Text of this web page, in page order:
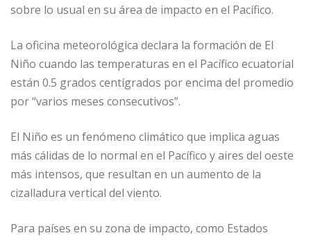
sobre lo usual en su área de impacto en el Pacífico.
La oficina meteorológica declara la formación de El
Niño cuando las temperaturas en el Pacífico ecuatorial
están 0.5 grados centígrados por encima del promedio
por “varios meses consecutivos”.
El Niño es un fenómeno climático que implica aguas
más cálidas de lo normal en el Pacífico y aires del oeste
más intensos, que resultan en un aumento de la
cizalladura vertical del viento.
Para países en su zona de impacto, como Estados